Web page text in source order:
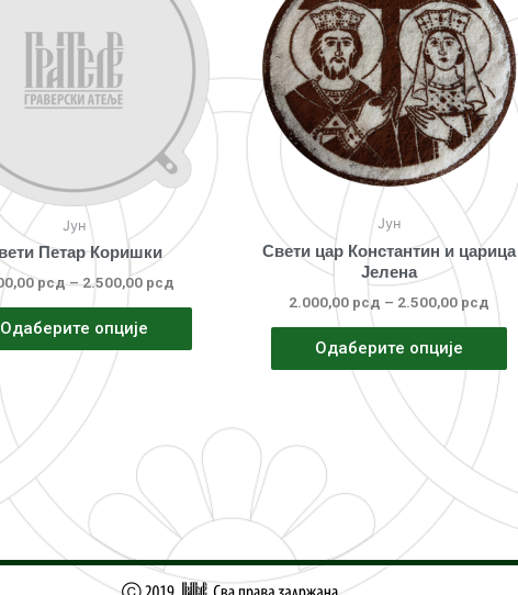
Јун
Петар Коришки
рсд–2.500,00 рсд
Одаберите опције
Јун
Свети цар Константин и царица
Јелена
2.000,00 рсд – 2.500,00рсд
Одаберите опције